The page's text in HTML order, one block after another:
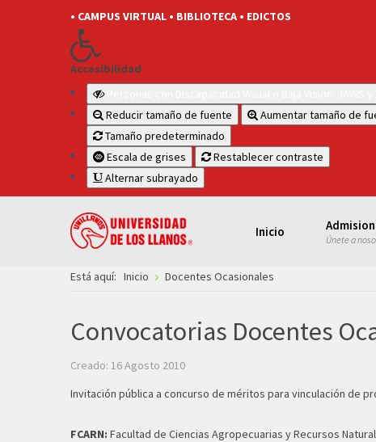
• CAMPUS VIRTUAL • BIBLIOTECA • EDICTOS
Accesibilidad
Reducir tamaño de fuente
Aumentar tamaño de
Tamaño predeterminado
Escala de grises
Restablecer contraste
Alternar subrayado
Inicio Únete a
Está aquí: Inicio Docentes Ocasionales
Convocatorias Docentes
Creado: 16 Agosto 2010
Invitación pública a concurso de méritos para vinculación de
FCARN: Facultad de Ciencias Agropecuarias y Recursos